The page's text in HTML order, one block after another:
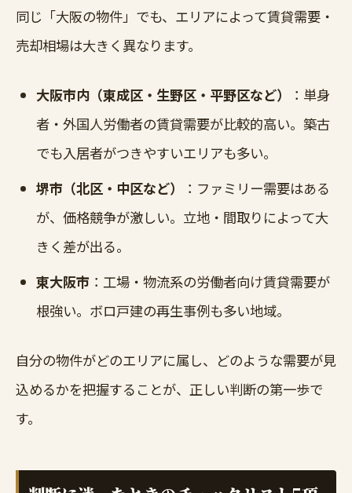
同じ「大阪の物件」でも、エリアによって賃貸需要・
売却相場は大きく異なります。
大阪市内（東成区・生野区・平野区など）
：単身
者・外国人労働者の賃貸需要が比較的高い。築古
でも入居者がつきやすいエリアも多い。
堺市（北区・中区など）
：ファミリー需要はある
が、価格競争が激しい。立地・間取りによって大
きく差が出る。
東大阪市 ：工場・物流系の労働者向け賃貸需要が
根強い。ボロ戸建の再生事例も多い地域。
自分の物件がどのエリアに属し、どのような需要が見
込めるかを把握することが、正しい判断の第一歩で
す。